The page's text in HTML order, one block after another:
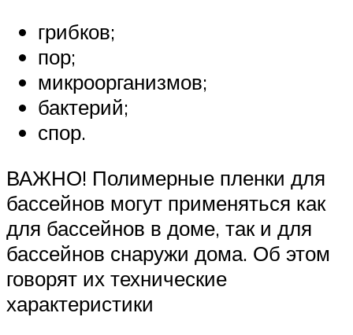
грибков;
пор;
микроорганизмов;
бактерий;
спор.
ВАЖНО! Полимерные пленки для
бассейнов могут применяться как
для бассейнов в доме, так и для
бассейнов снаружи дома. Об этом
говорят их технические
характеристики